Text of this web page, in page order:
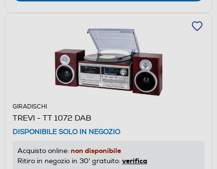
GIRADISCHI
TREVI - TT 1072 DAB
DISPONIBILE SOLO IN NEGOZIO
Acquisto online: non disponibile
Ritiro in negozio in 30' gratuito: verifica